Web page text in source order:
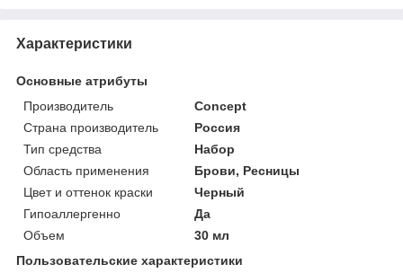
Характеристики
Основные атрибуты
Производитель
Concept
Страна производитель
Россия
Тип средства
Набор
Область применения
Брови, Ресницы
Цвет и оттенок краски
Черный
Гипоаллергенно
Да
Объем
30 мл
Пользовательские характеристики